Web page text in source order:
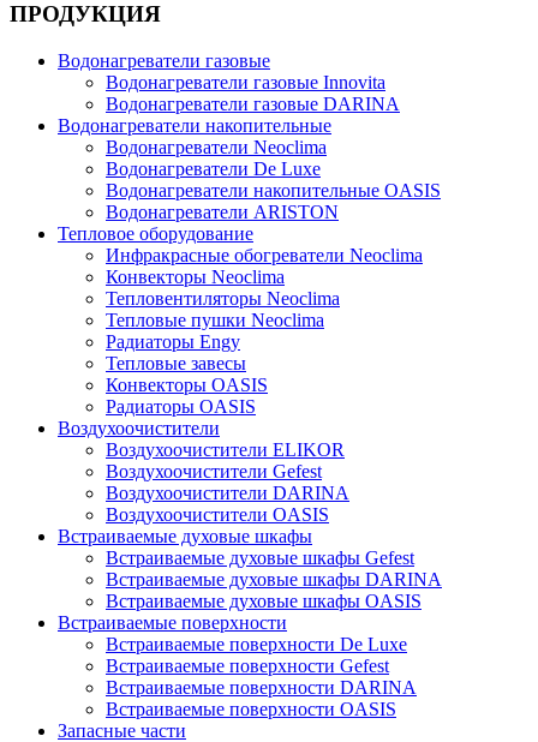
ПРОДУКЦИЯ
Водонагреватели газовые
Водонагреватели газовые Innovita
Водонагреватели газовые DARINA
Водонагреватели накопительные
Водонагреватели Neoclima
Водонагреватели De Luxe
Водонагреватели накопительные OASIS
Водонагреватели ARISTON
Тепловое оборудование
Инфракрасные обогреватели Neoclima
Конвекторы Neoclima
Тепловентиляторы Neoclima
Тепловые пушки Neoclima
Радиаторы Engy
Тепловые завесы
Конвекторы OASIS
Радиаторы OASIS
Воздухоочистители
Воздухоочистители ELIKOR
Воздухоочистители Gefest
Воздухоочистители DARINA
Воздухоочистители OASIS
Встраиваемые духовые шкафы
Встраиваемые духовые шкафы Gefest
Встраиваемые духовые шкафы DARINA
Встраиваемые духовые шкафы OASIS
Встраиваемые поверхности
Встраиваемые поверхности De Luxe
Встраиваемые поверхности Gefest
Встраиваемые поверхности DARINA
Встраиваемые поверхности OASIS
Запасные части